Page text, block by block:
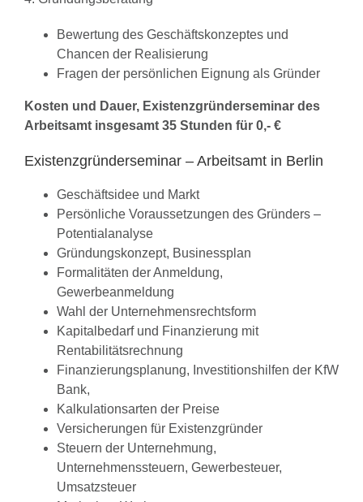
Bewertung des Geschäftskonzeptes und
Chancen der Realisierung
Fragen der persönlichen Eignung als Gründer
Kosten und Dauer, Existenzgründerseminar des
Arbeitsamt insgesamt 35 Stunden für 0,- €
Existenzgründerseminar – Arbeitsamt in Berlin
Geschäftsidee und Markt
Persönliche Voraussetzungen des Gründers –
Potentialanalyse
Gründungskonzept, Businessplan
Formalitäten der Anmeldung,
Gewerbeanmeldung
Wahl der Unternehmensrechtsform
Kapitalbedarf und Finanzierung mit
Rentabilitätsrechnung
Finanzierungsplanung, Investitionshilfen der KfW
Bank,
Kalkulationsarten der Preise
Versicherungen für Existenzgründer
Steuern der Unternehmung,
Unternehmenssteuern, Gewerbesteuer,
Umsatzsteuer